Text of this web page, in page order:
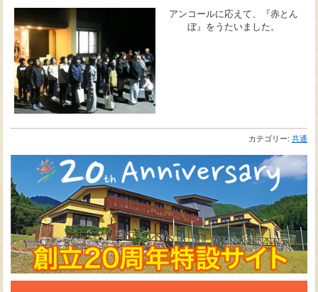
アンコールに応えて、『赤とん
ぼ』をうたいました。
カテゴリー: 共通